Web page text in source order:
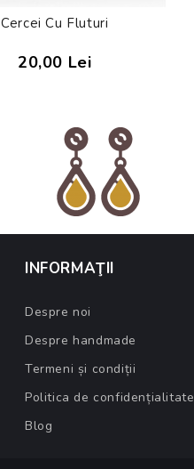
Cercei Cu Fluturi
20,00 Lei
INFORMAŢII
Despre noi
Despre handmade
Termeni și condiții
Politica de confidențialitate
Blog